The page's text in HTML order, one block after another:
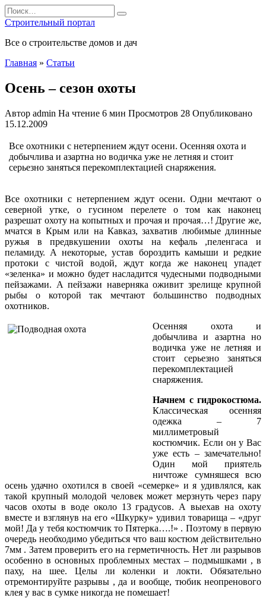
Перейти
к
содержанию
Search
for:
Строительный портал
Все о строительстве домов и дач
Главная » Статьи
Осень – сезон охоты
Автор admin На чтение 6 мин Просмотров 28 Опубликовано
15.12.2009
Все охотники с нетерпением ждут осени. Осенняя охота и
добычлива и азартна но водичка уже не летняя и стоит
серьезно заняться перекомплектацией снаряжения.
Все охотники с нетерпением ждут осени. Одни мечтают о
северной утке, о гусином перелете о том как наконец
разрешат охоту на копытных и прочая и прочая…! Другие же,
мчатся в Крым или на Кавказ, захватив любимые длинные
ружья в предвкушении охоты на кефаль ,пеленгаса и
пеламиду. А некоторые, устав бороздить камыши и редкие
протоки с чистой водой, ждут когда же наконец упадет
«зеленка» и можно будет насладится чудесными подводными
пейзажами. А пейзажи наверняка оживит зрелище крупной
рыбы о которой так мечтают большинство подводных
охотников.
Осенняя охота и
добычлива и азартна но
водичка уже не летняя и
стоит серьезно заняться
перекомплектацией
снаряжения.
Начнем с гидрокостюма.
Классическая осенняя
одежка – 7
миллиметровый
костюмчик. Если он у Вас
уже есть – замечательно!
Один мой приятель
ничтоже сумняшеся всю
осень удачно охотился в своей «семерке» и я удивлялся, как
такой крупный молодой человек может мерзнуть через пару
часов охоты в воде около 13 градусов. А выехав на охоту
вместе и взглянув на его «Шкурку» удивил товарища – «друг
мой! Да у тебя костюмчик то Пятерка….!» . Поэтому в первую
очередь необходимо убедиться что ваш костюм действительно
7мм . Затем проверить его на герметичность. Нет ли разрывов
особенно в основных проблемных местах – подмышками , в
паху, на шее. Целы ли коленки и локти. Обязательно
отремонтируйте разрывы , да и вообще, тюбик неопренового
клея у вас в сумке никогда не помешает!